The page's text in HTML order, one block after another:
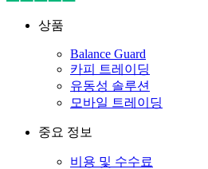
상품
Balance Guard
카피 트레이딩
유동성 솔루션
모바일 트레이딩
중요 정보
비용 및 수수료